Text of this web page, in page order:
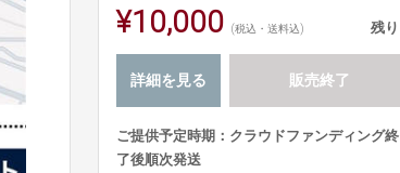
¥10,000 (税込・送料込) 残り
詳細を見る 販売終了
ご提供予定時期：クラウドファンディング終
了後順次発送